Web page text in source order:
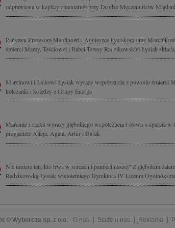
odprawiona w kaplicy cmentarnej przy Drodze Męczenników
Państwu Prezesom Marcinowi i Agnieszce Łysiakom oraz
śmierci Mamy, Teściowej i Babci Teresy Radzikowskiej-Łysiak
Marcinowi i Jackowi Łysiak wyrazy współczucia z powodu śmierci
koleżanki i koledzy z Grupy Energa
Marcinie i Jacku wyrazy głębokiego współczucia i słowa wsparcia
przyjaciele Alicja, Agata, Artur i Darek
Nie umiera ten, kto trwa w sercach i pamięci naszej" Z głębokim
Radzikowską-Łysiak wieloletniego Dyrektora IV Liceum
© Wyborcza sp. z o.o. O nas Staże u nas Reklama